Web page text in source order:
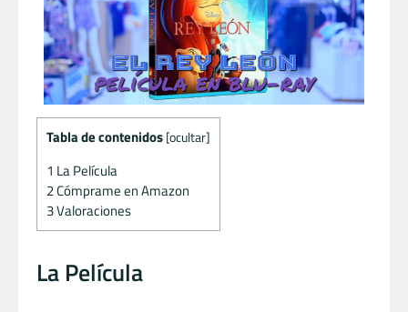
Tabla de contenidos [ocultar]
1 La Película
2Cómprame en Amazon
3Valoraciones
La Película